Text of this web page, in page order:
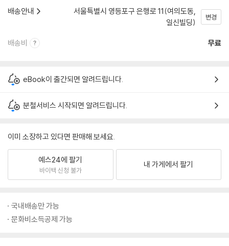
배송안내
서울특별시 영등포구 은행로 11(여의도동,
일신빌딩)
변경
배송비 무료
eBook이 출간되면 알려드립니다.
분철서비스 시작되면 알려드립니다.
이미 소장하고 있다면 판매해 보세요.
예스24에 팔기
바이백 신청 불가
내 가게에서 팔기
국내배송만 가능
문화비소득공제 가능